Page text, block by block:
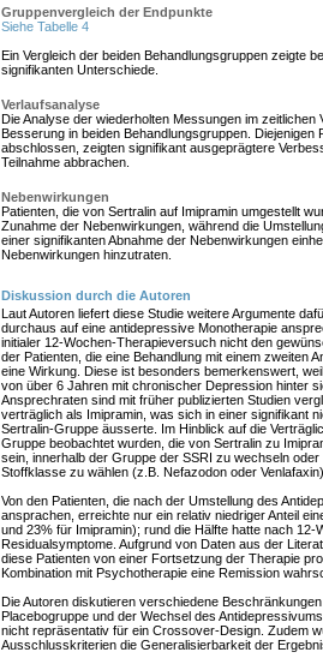
Gruppenvergleich der Endpunkte
Siehe Tabelle 4
Ein Vergleich der beiden Behandlungsgruppen zeigte
signifikanten Unterschiede.
Verlaufsanalyse
Die Analyse der wiederholten Messungen im zeitlichen
Besserung in beiden Behandlungsgruppen. Diejenigen
abschlossen, zeigten signifikant ausgeprägtere
Teilnahme abbrachen.
Nebenwirkungen
Patienten, die von Sertralin auf Imipramin umgestellt
Zunahme der Nebenwirkungen, während die
einer signifikanten Abnahme der Nebenwirkungen
Nebenwirkungen hinzutraten.
Diskussion durch die Autoren
Laut Autoren liefert diese Studie weitere Argumente
durchaus auf eine antidepressive Monotherapie
initialer 12-Wochen-Therapieversuch nicht den
der Patienten, die eine Behandlung mit einem zweiten
eine Wirkung. Diese ist besonders bemerkenswert,
von über 6 Jahren mit chronischer Depression hinter
Ansprechraten sind mit früher publizierten Studien
verträglich als Imipramin, was sich in einer signifikant
Sertralin-Gruppe äusserte. Im Hinblick auf die
Gruppe beobachtet wurden, die von Sertralin zu
sein, innerhalb der Gruppe der SSRI zu wechseln
Stoffklasse zu wählen (z.B. Nefazodon oder
Von den Patienten, die nach der Umstellung des
ansprachen, erreichte nur ein relativ niedriger Anteil
und 23% für Imipramin); rund die Hälfte hatte nach
Residualsymptome. Aufgrund von Daten aus der
diese Patienten von einer Fortsetzung der Therapie
Kombination mit Psychotherapie eine Remission
Die Autoren diskutieren verschiedene
Placebogruppe und der Wechsel des
nicht repräsentativ für ein Crossover-Design. Zudem
Ausschlusskriterien die Generalisierbarkeit der